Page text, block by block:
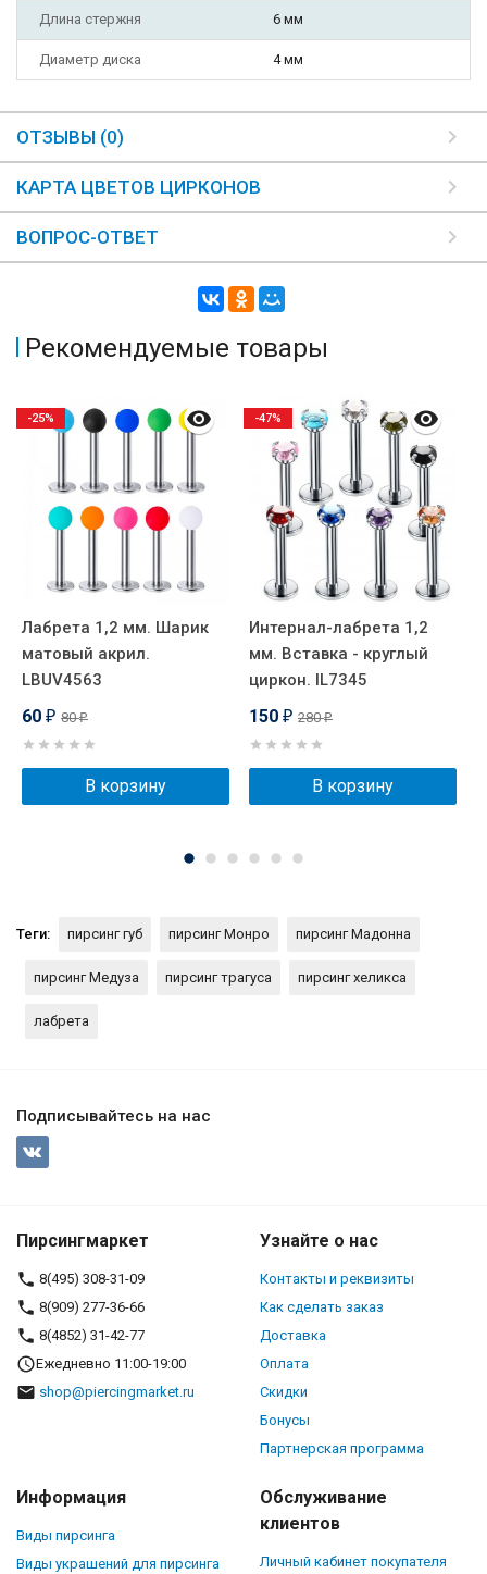
Длина стержня 6 мм
Диаметр диска 4 мм
ОТЗЫВЫ (0)
КАРТА ЦВЕТОВ ЦИРКОНОВ
ВОПРОС-ОТВЕТ
Рекомендуемые товары
Лабрета 1,2 мм. Шарик
матовый акрил.
LBUV4563
60 ₽ 80₽
В корзину
-25%
Интернал-лабрета 1,2
мм. Вставка - круглый
циркон. IL7345
150 ₽ 280₽
В корзину
-47%
Теги: пирсинг губ пирсинг Монро пирсинг Мадонна
пирсинг Медуза пирсинг трагуса пирсинг хеликса
лабрета
Подписывайтесь на нас
Пирсингмаркет
8(495) 308-31-09
8(909) 277-36-66
8(4852) 31-42-77
Ежедневно 11:00-19:00
shop@piercingmarket.ru
Узнайте о нас
Контакты и реквизиты
Как сделать заказ
Доставка
Оплата
Скидки
Бонусы
Партнерская программа
Информация
Виды пирсинга
Виды украшений для пирсинга
Обслуживание
клиентов
Личный кабинет покупателя